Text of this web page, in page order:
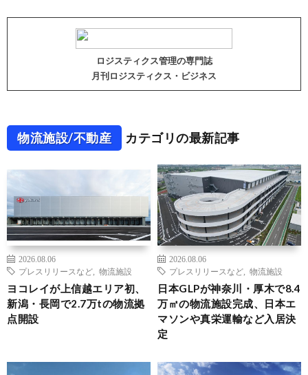
ロジスティクス管理の専門誌
月刊ロジスティクス・ビジネス
物流施設/不動産 カテゴリの最新記事
2026.08.06
プレスリリースなど
物流施設
ヨコレイが上信越エリア初、
新潟・長岡で2.7万tの物流拠
点開設
2026.08.06
プレスリリースなど
物流施設
日本GLPが神奈川・厚木で8.4
万㎡の物流施設完成、日本エ
マソンや真栄運輸など入居決
定